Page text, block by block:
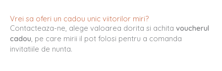
Vrei sa oferi un cadou unic viitorilor miri?
Contacteaza-ne, alege valoarea dorita si achita voucherul
cadou , pe care mirii il pot folosi pentru a comanda
invitatiile de nunta.